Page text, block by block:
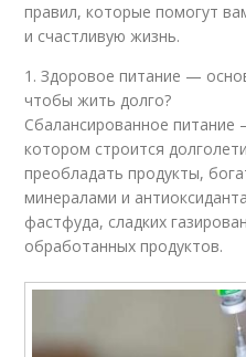
правил, которые помогут
и счастливую жизнь.
1. Здоровое питание —
чтобы жить долго?
Сбалансированное
котором строится
преобладать продукты,
минералами и
фастфуда, сладких
обработанных продуктов.